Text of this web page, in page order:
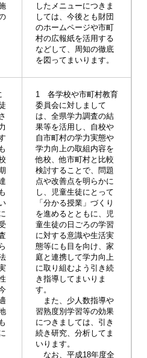
したメニューにつきま
しては、今後とも財団
のホームページや市町
村の広報紙を活用する
などして、周知の徹底
を図ってまいります。
1 各学校や市町村教育
委員会に対しまして
は、全県学力調査の結
果等を活用し、自校や
自市町村の学力実態や
学力向上の取組内容を
他校、他市町村と比較
検討することで、問題
点や改善点を明らかに
し、児童生徒にとって
「分かる授業」づくり
を進めるとともに、児
童生徒の日ごろの学習
に対する意識や生活実
態等にも目を向け、家
庭と連携して学力向上
に取り組むよう引き続
き指導してまいりま
す。
また、少人数指導や
習熟度別学習等の効果
につきましては、引き
続き研究、分析してま
いります。
なお、平成18年度全